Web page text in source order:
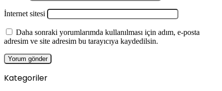
İnternet sitesi
Daha sonraki yorumlarımda kullanılması için adım, e-posta
adresim ve site adresim bu tarayıcıya kaydedilsin.
Kategoriler